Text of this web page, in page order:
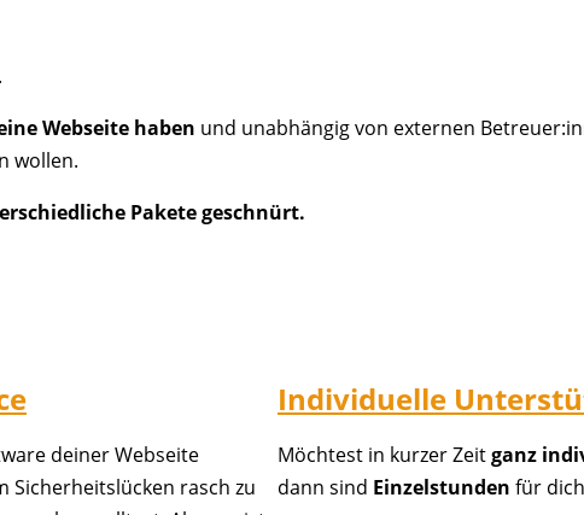
Webseite haben und unabhängig von externen
wollen.
Pakete geschnürt.
deiner Webseite
Sicherheitslücken rasch zu
Individuelle
Möchtest in kurzer Zeitganz
dann sind Einzelstunden für